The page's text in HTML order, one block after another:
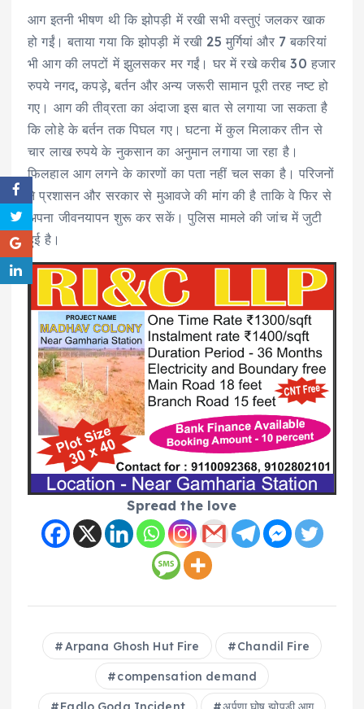
आग इतनी भीषण थी कि झोपड़ी में रखी सभी वस्तुएं जलकर खाक
हो गईं। बताया गया कि झोपड़ी में रखी 25 मुर्गियां और 7 बकरियां
भी आग की लपटों में झुलसकर मर गईं। घर में रखे करीब 30 हजार
रुपये नगद, कपड़े, बर्तन और अन्य जरूरी सामान पूरी तरह नष्ट हो
गए। आग की तीव्रता का अंदाजा इस बात से लगाया जा सकता है
कि लोहे के बर्तन तक पिघल गए। घटना में कुल मिलाकर तीन से
चार लाख रुपये के नुकसान का अनुमान लगाया जा रहा है।
फिलहाल आग लगने के कारणों का पता नहीं चल सका है। परिजनों
ने प्रशासन और सरकार से मुआवजे की मांग की है ताकि वे फिर से
अपना जीवनयापन शुरू कर सकें। पुलिस मामले की जांच में जुटी
हुई है।
Spread the love
Arpana Ghosh Hut Fire Chandil Fire
compensation demand